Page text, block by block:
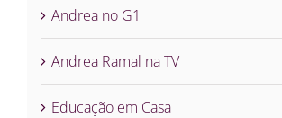
Andrea no G1
Andrea Ramal na TV
Educação em Casa